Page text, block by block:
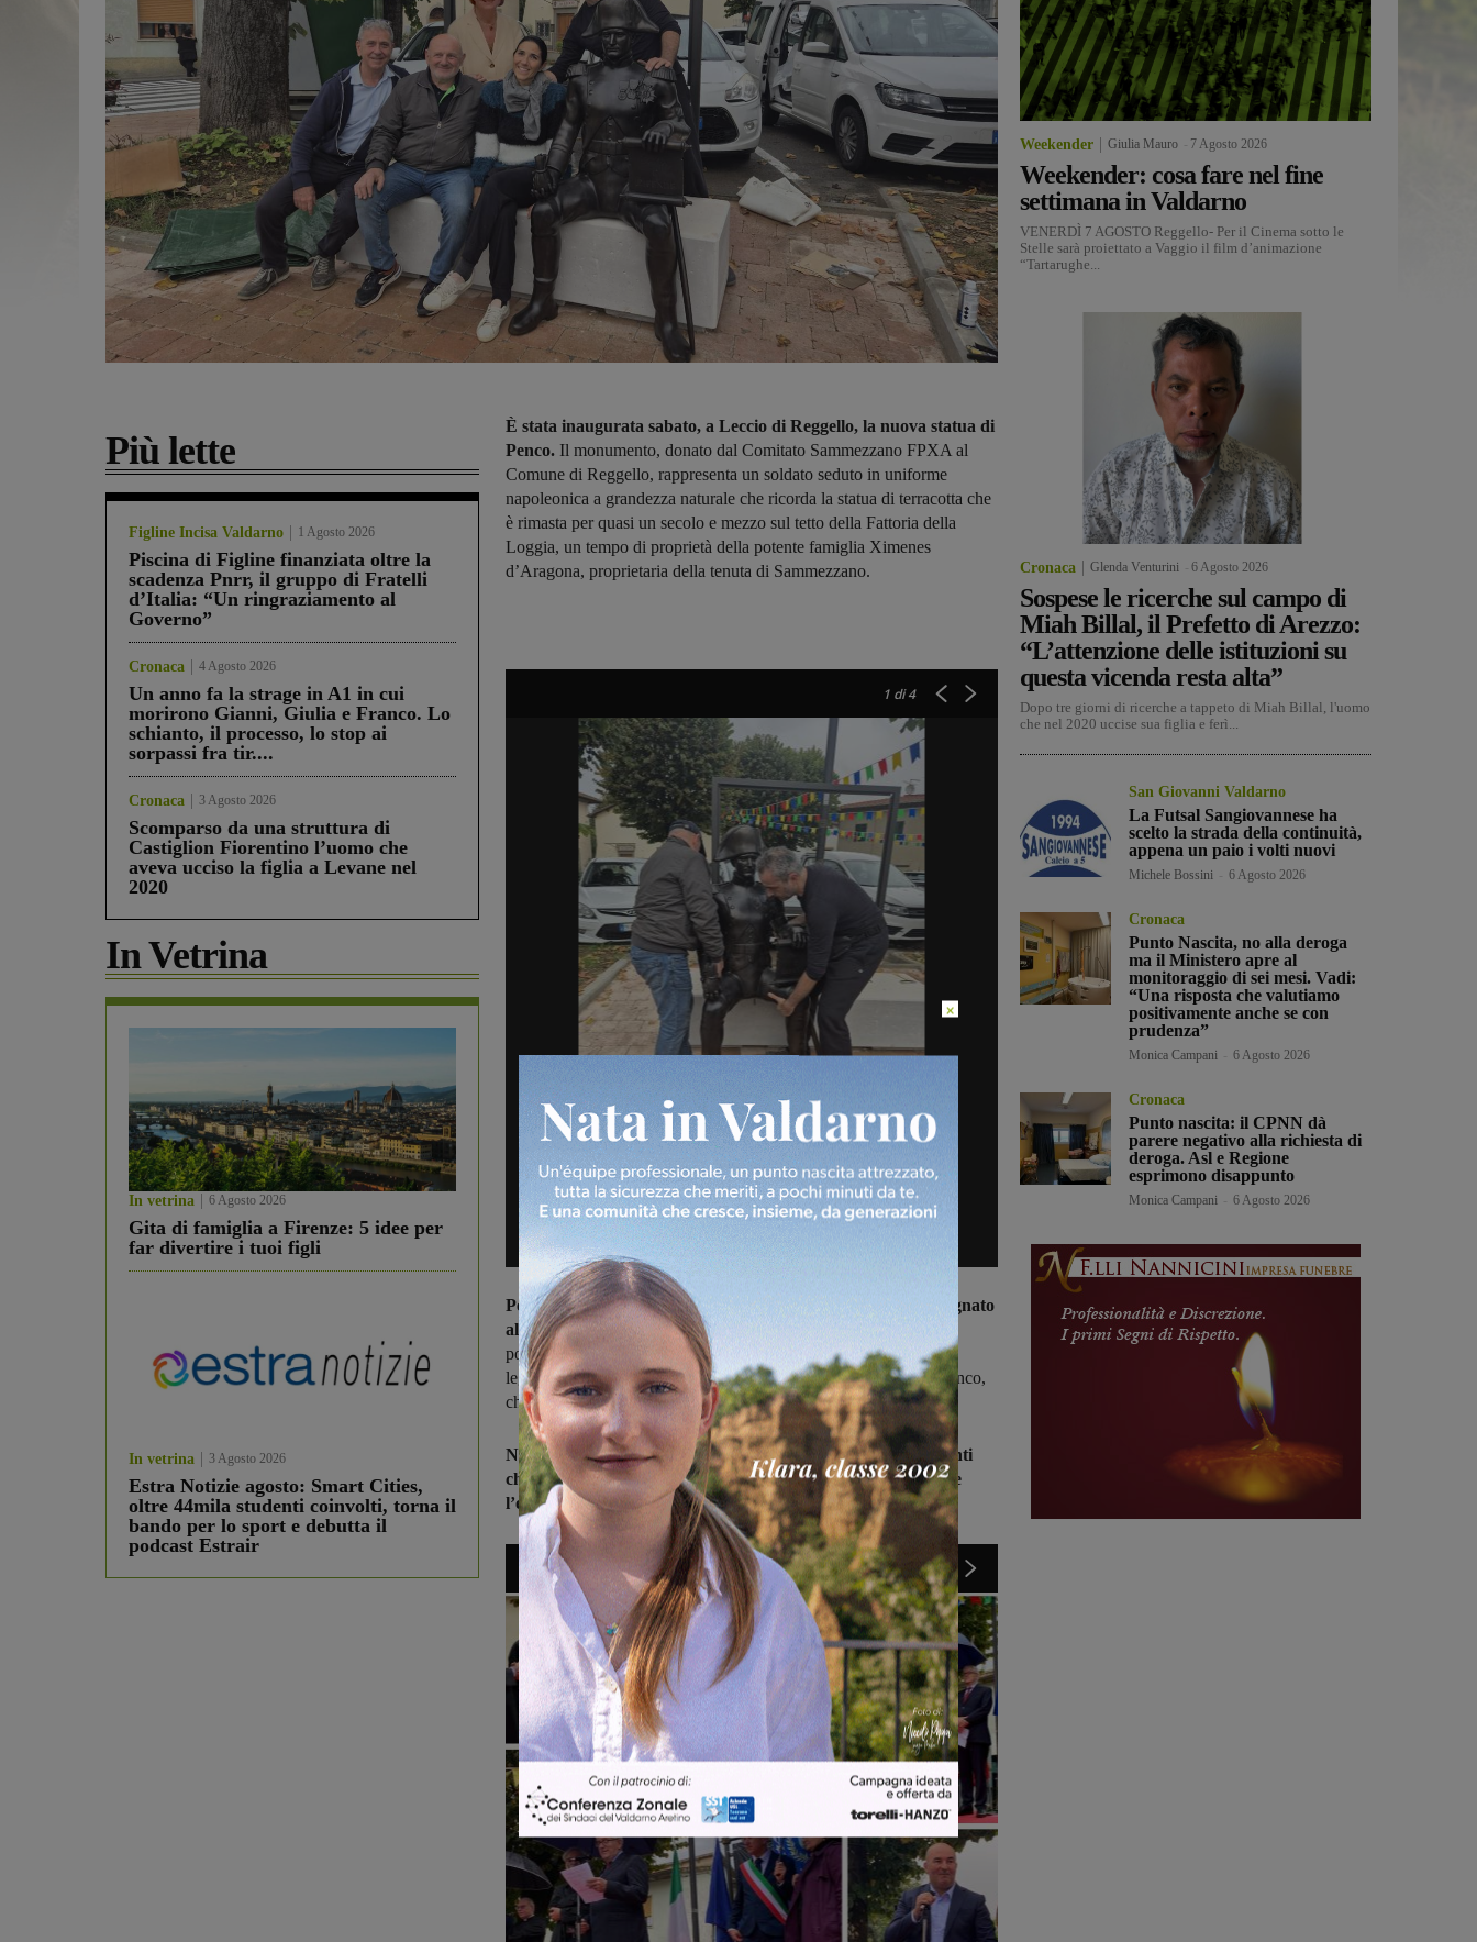
Più lette
Figline Incisa Valdarno 1 Agosto 2026
Piscina di Figline finanziata oltre la
scadenza Pnrr, il gruppo di Fratelli
d’Italia: “Un ringraziamento al
Governo”
Cronaca 4 Agosto 2026
Un anno fa la strage in A1 in cui
morirono Gianni, Giulia e Franco. Lo
schianto, il processo, lo stop ai
sorpassi fra tir....
Cronaca 3 Agosto 2026
Scomparso da una struttura di
Castiglion Fiorentino l’uomo che
aveva ucciso la figlia a Levane nel
2020
In Vetrina
In vetrina 6 Agosto 2026
Gita di famiglia a Firenze: 5 idee per
far divertire i tuoi figli
In vetrina 3 Agosto 2026
Estra Notizie agosto: Smart Cities,
oltre 44mila studenti coinvolti, torna il
bando per lo sport e debutta il
podcast Estrair
È stata inaugurata sabato, a Leccio di Reggello, la nuova statua di
Penco. Il monumento, donato dal Comitato Sammezzano FPXA al
Comune di Reggello, rappresenta un soldato seduto in uniforme
napoleonica a grandezza naturale che ricorda la statua di terracotta che
è rimasta per quasi un secolo e mezzo sul tetto della Fattoria della
Loggia, un tempo di proprietà della potente famiglia Ximenes
d’Aragona, proprietaria della tenuta di Sammezzano.
1 di 4
Penco, questo il nomignolo che la gente del Valdarno ha assegnato
alla statua, è da sempre un personaggio molto amato dalla
popolazione, ed era diventato quasi una
leggenda, al punto che ne è nata una festa annuale, la Sagra di Penco,
che quest’anno è arrivata alla sua cinquantesima edizione.
Nel convegno organizzato per l’occasione, sono emersi elementi
che fanno ipotizzare che la statua rappresenti nientemeno che
l’effigie del condottiero francese Napoleone Bonaparte.
1di 4
Weekender Giulia Mauro 7 Agosto 2026
Weekender: cosa fare nel fine
settimana in Valdarno
VENERDÌ 7 AGOSTO Reggello- Per il Cinema sotto le
Stelle sarà proiettato a Vaggio il film d’animazione
“Tartarughe...
Cronaca Glenda Venturini 6 Agosto 2026
Sospese le ricerche sul campo di
Miah Billal, il Prefetto di Arezzo:
“L’attenzione delle istituzioni su
questa vicenda resta alta”
Dopo tre giorni di ricerche a tappeto di Miah Billal, l'uomo
che nel 2020 uccise sua figlia e ferì...
San Giovanni Valdarno
La Futsal Sangiovannese ha
scelto la strada della continuità,
appena un paio i volti nuovi
Michele Bossini 6 Agosto 2026
Cronaca
Punto Nascita, no alla deroga
ma il Ministero apre al
monitoraggio di sei mesi. Vadi:
“Una risposta che valutiamo
positivamente anche se con
prudenza”
Monica Campani 6 Agosto 2026
Cronaca
Punto nascita: il CPNN dà
parere negativo alla richiesta di
deroga. Asl e Regione
esprimono disappunto
Monica Campani 6 Agosto 2026
×